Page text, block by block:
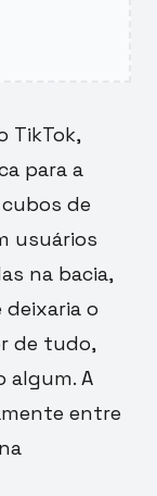
TikTok,
para a
de
usuários
na bacia,
o
de tudo,
algum. A
entre